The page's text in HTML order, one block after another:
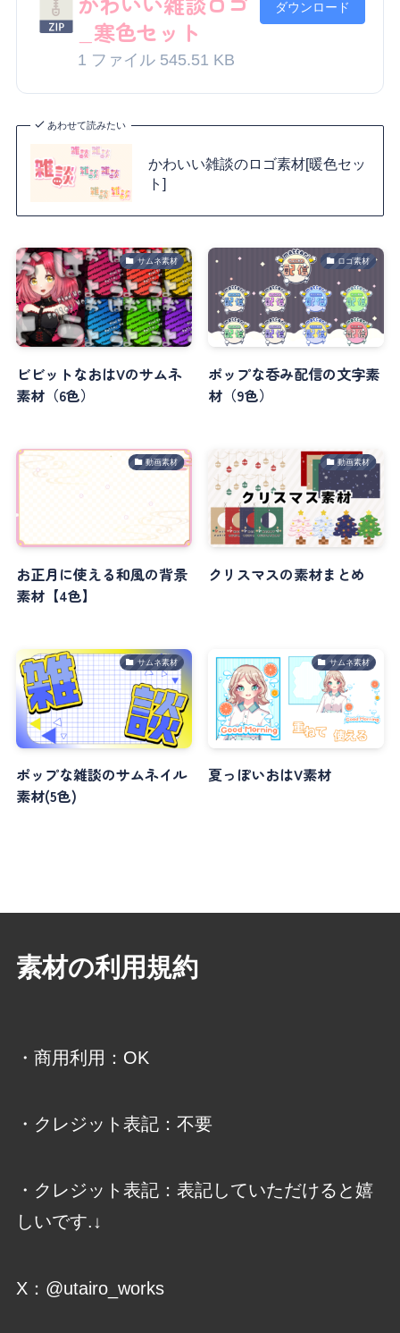
_寒色セット
1 ファイル 545.51 KB
ダウンロード
あわせて読みたい
かわいい雑談のロゴ素材[暖色セッ
ト]
サムネ素材
ビビットなおはVのサムネ
素材（6色）
ロゴ素材
ポップな呑み配信の文字素
材（9色）
動画素材
お正月に使える和風の背景
素材【4色】
動画素材
クリスマスの素材まとめ
サムネ素材
ポップな雑談のサムネイル
素材(5色)
サムネ素材
夏っぽいおはV素材
素材の利用規約
・商用利用：OK
・クレジット表記：不要
・クレジット表記：表記していただけると嬉
しいです.↓
X：@utairo_works